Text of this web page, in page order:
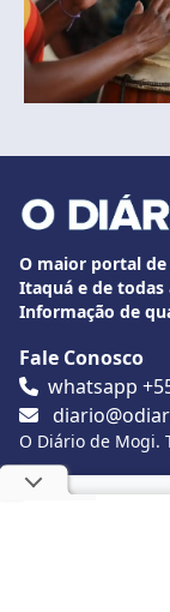
O maior portal de
Itaquá e de todas
Informação de
Fale Conosco
whatsapp
O Diário de Mogi.
Siga O Diário
Utilizamos